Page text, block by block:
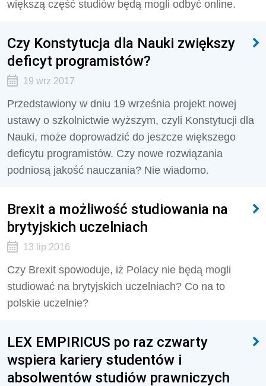
większą część studiów będą mogli odbyć online.
Czy Konstytucja dla Nauki zwiększy
deficyt programistów?
19 wrz 2017
Przedstawiony w dniu 19 września projekt nowej
ustawy o szkolnictwie wyższym, czyli Konstytucji dla
Nauki, może doprowadzić do jeszcze większego
deficytu programistów. Czy nowe rozwiązania
podniosą jakość nauczania? Nie wiadomo.
Brexit a możliwość studiowania na
brytyjskich uczelniach
13 lip 2016
Czy Brexit spowoduje, iż Polacy nie będą mogli
studiować na brytyjskich uczelniach? Co na to
polskie uczelnie?
LEX EMPIRICUS po raz czwarty
wspiera kariery studentów i
absolwentów studiów prawniczych